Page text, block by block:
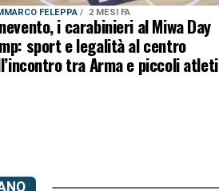
FELEPPA 2 MESI FA
i carabinieri al Miwa Day
sport e legalità al centro
tra Arma e piccoli atleti